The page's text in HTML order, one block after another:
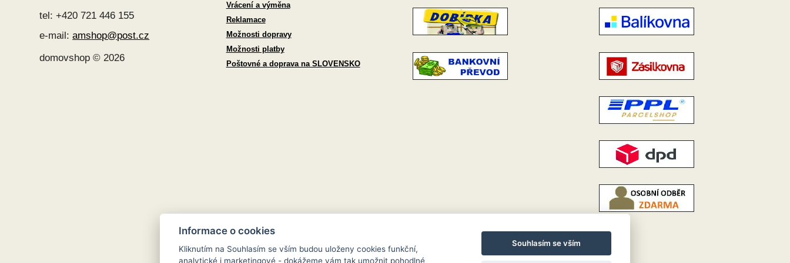
tel: +420 721 446 155
e-mail:amshop@post.cz
domovshop © 2026
Vrácení a výměna
Reklamace
Možnosti dopravy
Možnosti platby
Poštovné a doprava na SLOVENSKO
Informace o cookies
Kliknutím na Souhlasím se vším budou uloženy cookies funkční,
analytické i marketingové - dokážeme vám tak umožnit pohodlné
Souhlasím se vším